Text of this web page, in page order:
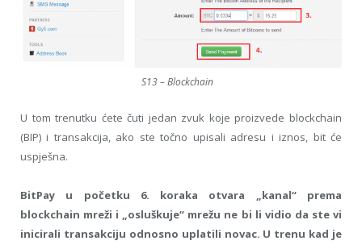
S13 – Blockchain
U tom trenutku ćete čuti jedan zvuk koje proizvede blockchain
(BIP) i transakcija, ako ste točno upisali adresu i iznos, bit će
uspješna.
BitPay u početku 6. koraka otvara „kanal“ prema
blockchain mreži i „osluškuje“ mrežu ne bi li vidio da ste vi
inicirali transakciju odnosno uplatili novac. U trenu kad je